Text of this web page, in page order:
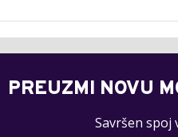
PREUZMI NOVU
Savršen spoj